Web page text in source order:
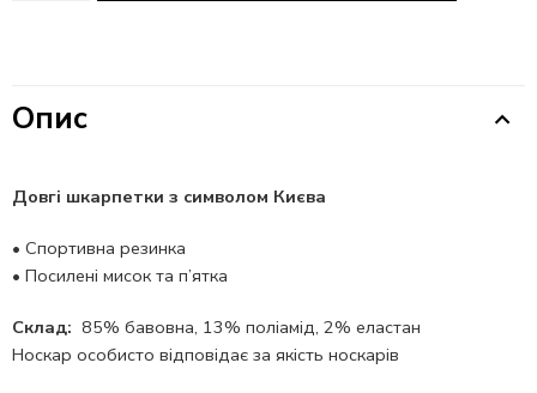
Опис
Довгі шкарпетки з символом Києва
• Спортивна резинка
• Посилені мисок та п’ятка
Склад: 85% бавовна, 13% поліамід, 2% еластан
Носкар особисто відповідає за якість носкарів